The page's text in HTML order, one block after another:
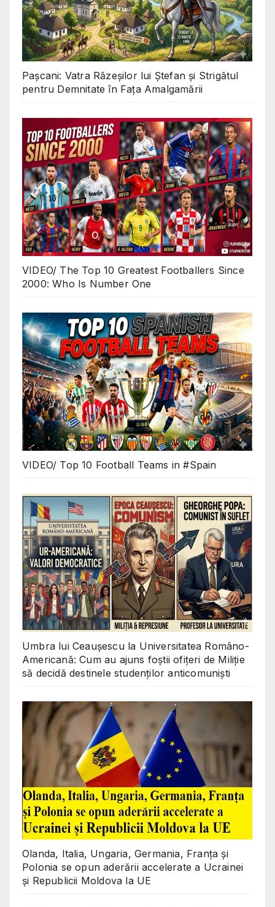
Pașcani: Vatra Răzeșilor lui Ștefan și Strigătul
pentru Demnitate în Fața Amalgamării
VIDEO/ The Top 10 Greatest Footballers Since
2000: Who Is Number One
VIDEO/ Top 10 Football Teams in #Spain
Umbra lui Ceaușescu la Universitatea Româno-
Americană: Cum au ajuns foștii ofițeri de Miliție
să decidă destinele studenților anticomuniști
Olanda, Italia, Ungaria, Germania, Franța și
Polonia se opun aderării accelerate a Ucrainei
și Republicii Moldova la UE